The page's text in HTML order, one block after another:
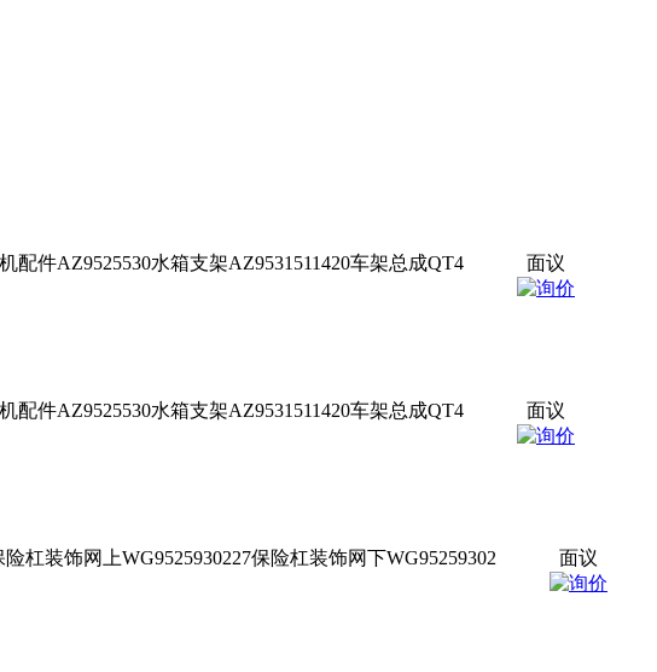
件AZ9525530水箱支架AZ9531511420车架总成QT4
面议
件AZ9525530水箱支架AZ9531511420车架总成QT4
面议
杠装饰网上WG9525930227保险杠装饰网下WG95259302
面议